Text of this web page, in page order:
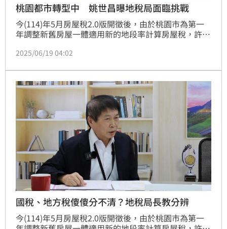
桃園都市轉型中 姚世昌曝地稅局面臨挑戰
今(114)年5月房屋稅2.0版開徵後，由於桃園市為第一
年調整新舊房屋一體適用新的地段率計算房屋稅，許多
務局長姚世昌，他特別說明了其中緣由，並說明桃園地
2025/06/19 04:02
國稅、地方稅傻傻分不清？地稅局長教分辨
今(114)年5月房屋稅2.0版開徵後，由於桃園市為第一